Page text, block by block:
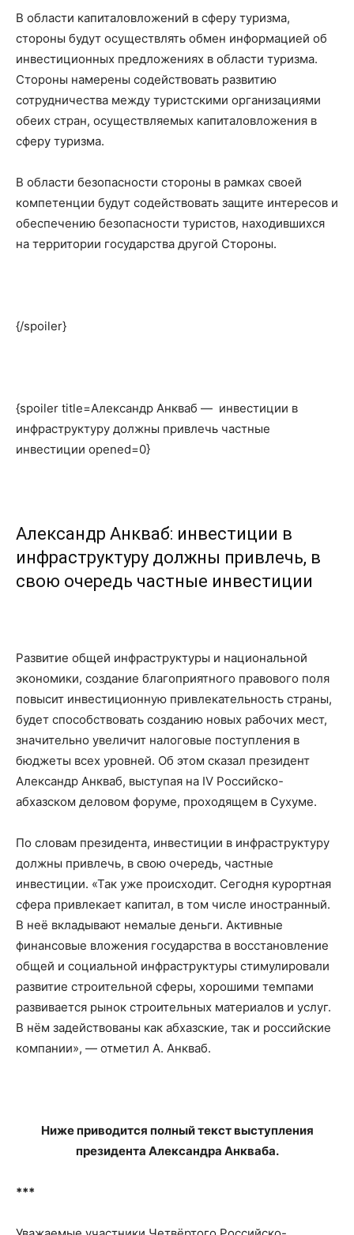
В области капиталовложений в сферу туризма,
стороны будут осуществлять обмен информацией об
инвестиционных предложениях в области туризма.
Стороны намерены содействовать развитию
сотрудничества между туристскими организациями
обеих стран, осуществляемых капиталовложения в
сферу туризма.
В области безопасности стороны в рамках своей
компетенции будут содействовать защите интересов и
обеспечению безопасности туристов, находившихся
на территории государства другой Стороны.
{/spoiler}
{spoiler title=Александр Анкваб — инвестиции в
инфраструктуру должны привлечь частные
инвестиции opened=0}
Александр Анкваб: инвестиции в
инфраструктуру должны привлечь, в
свою очередь частные инвестиции
Развитие общей инфраструктуры и национальной
экономики, создание благоприятного правового поля
повысит инвестиционную привлекательность страны,
будет способствовать созданию новых рабочих мест,
значительно увеличит налоговые поступления в
бюджеты всех уровней. Об этом сказал президент
Александр Анкваб, выступая на IV Российско-
абхазском деловом форуме, проходящем в Сухуме.
По словам президента, инвестиции в инфраструктуру
должны привлечь, в свою очередь, частные
инвестиции. «Так уже происходит. Сегодня курортная
сфера привлекает капитал, в том числе иностранный.
В неё вкладывают немалые деньги. Активные
финансовые вложения государства в восстановление
общей и социальной инфраструктуры стимулировали
развитие строительной сферы, хорошими темпами
развивается рынок строительных материалов и услуг.
В нём задействованы как абхазские, так и российские
компании», — отметил А. Анкваб.
Ниже приводится полный текст выступления
президента Александра Анкваба.
***